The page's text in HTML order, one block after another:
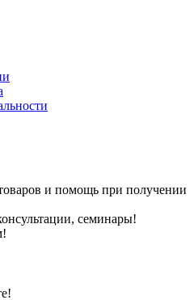
и помощь при получении
семинары!